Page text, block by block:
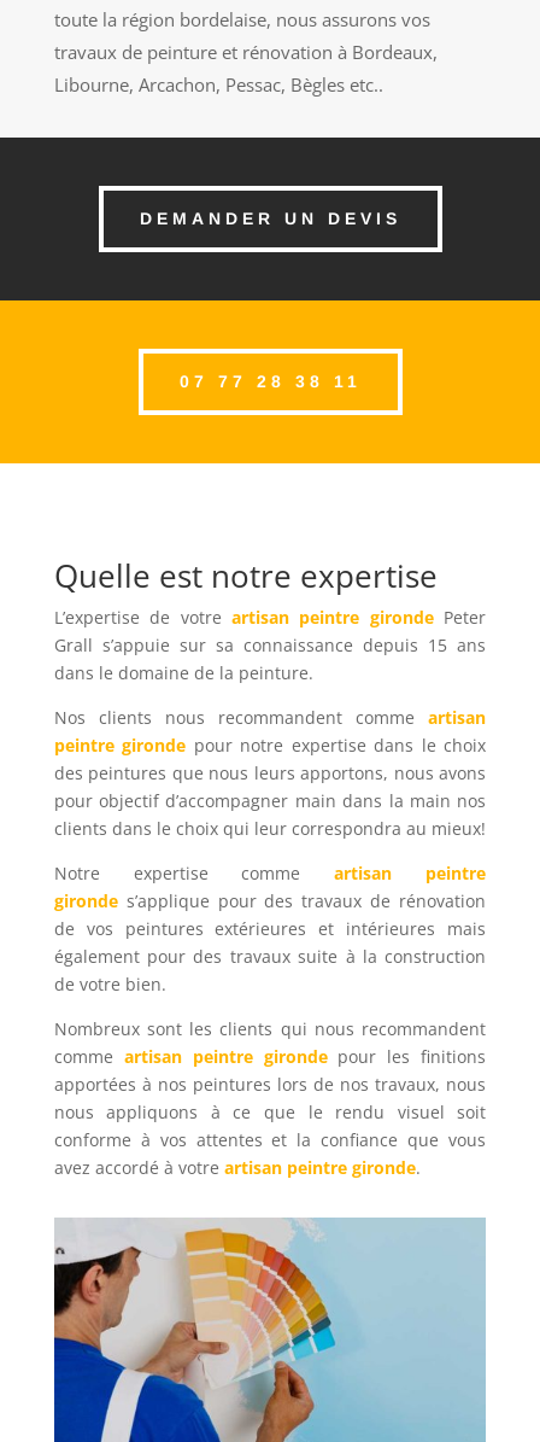
toute la région bordelaise, nous assurons vos
travaux de peinture et rénovation à Bordeaux,
Libourne, Arcachon, Pessac, Bègles etc..
DEMANDER UN DEVIS
07 77 28 38 11
Quelle est notre expertise
L’expertise de votre artisan peintre girondePeter
Grall s’appuie sur sa connaissance depuis 15 ans
dans le domaine de la peinture.
Nos clients nous recommandent commeartisan
peintre gironde pour notre expertise dans le choix
des peintures que nous leurs apportons, nous avons
pour objectif d’accompagner main dans la main nos
clients dans le choix qui leur correspondra au mieux!
Notre expertise commeartisan peintre
girondes’applique pour des travaux de rénovation
de vos peintures extérieures et intérieures mais
également pour des travaux suite à la construction
de votre bien.
Nombreux sont les clients qui nous recommandent
comme artisan peintre girondepour les finitions
apportées à nos peintures lors de nos travaux, nous
nous appliquons à ce que le rendu visuel soit
conforme à vos attentes et la confiance que vous
avez accordé à votre artisan peintre gironde.